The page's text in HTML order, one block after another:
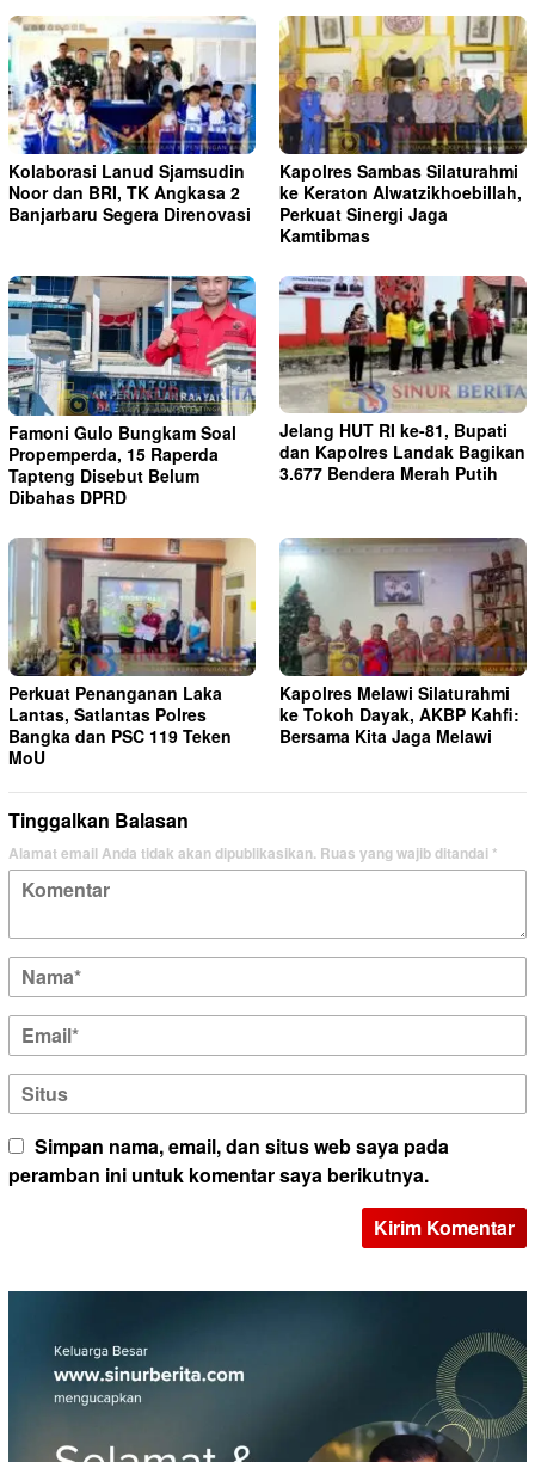
Kolaborasi Lanud Sjamsudin
Noor dan BRI, TK Angkasa 2
Banjarbaru Segera Direnovasi
Kapolres Sambas Silaturahmi
ke Keraton Alwatzikhoebillah,
Perkuat Sinergi Jaga
Kamtibmas
Famoni Gulo Bungkam Soal
Propemperda, 15 Raperda
Tapteng Disebut Belum
Dibahas DPRD
Jelang HUT RI ke-81, Bupati
dan Kapolres Landak Bagikan
3.677 Bendera Merah Putih
Perkuat Penanganan Laka
Lantas, Satlantas Polres
Bangka dan PSC 119 Teken
MoU
Kapolres Melawi Silaturahmi
ke Tokoh Dayak, AKBP Kahfi:
Bersama Kita Jaga Melawi
Tinggalkan Balasan
Alamat email Anda tidak akan dipublikasikan. Ruas yang wajib ditandai*
Simpan nama, email, dan situs web saya pada
peramban ini untuk komentar saya berikutnya.